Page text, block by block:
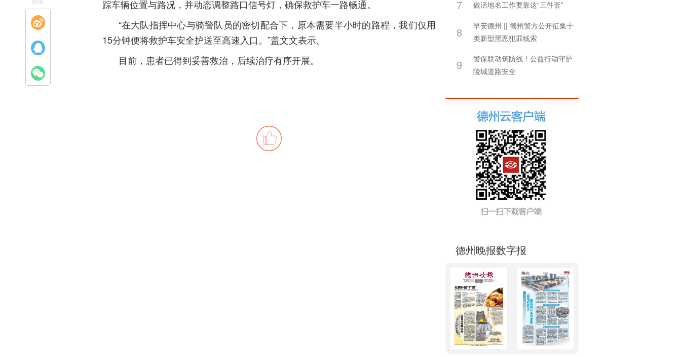
踪车辆位置与路况，并动态调整路口信号灯，确保救护车一路畅通。
“在大队指挥中心与骑警队员的密切配合下，原本需要半小时的路程，我们仅用
15分钟便将救护车安全护送至高速入口。”盖文文表示。
目前，患者已得到妥善救治，后续治疗有序开展。
7 做活地名工作要靠这“三件套”
8
早安德州 || 德州警方公开征集十
类新型黑恶犯罪线索
9
警保联动筑防线！公益行动守护
陵城道路安全
德州晚报数字报